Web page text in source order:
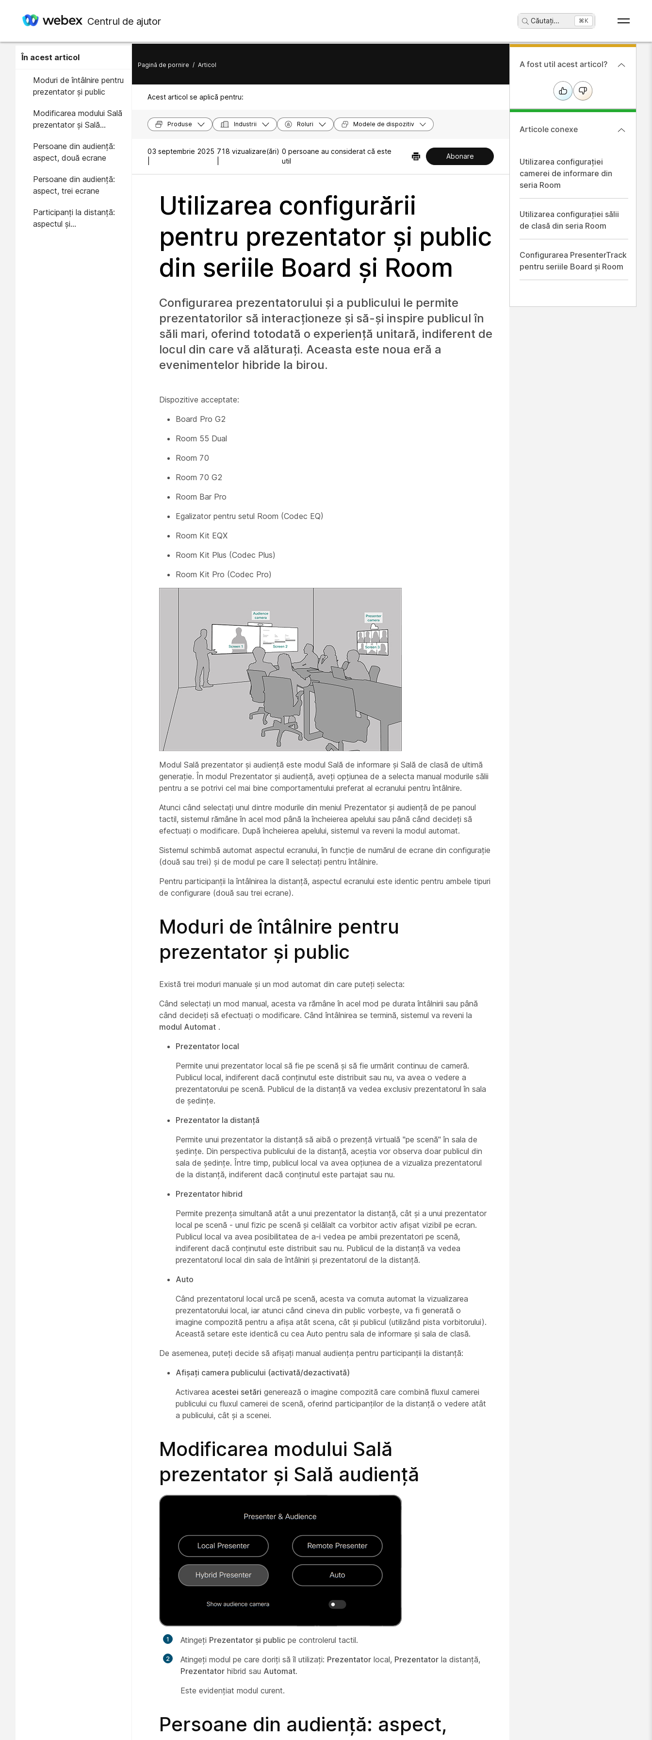
Centrul de ajutor Căutați... ⌘K
În acest articol
Moduri de întâlnire pentru
prezentator și public
Modificarea modului Sală
prezentator și Sală
Persoane din audiență:
aspect, două ecrane
Persoane din audiență:
aspect, trei ecrane
Participanți la distanță:
aspectul și
Pagină de pornire / Articol
Acest articol se aplică pentru:
Produse Industrii Roluri Modele de dispozitiv
03 septembrie 2025 718 vizualizare(ări) 0 persoane au considerat că este
util
Abonare
Utilizarea configurării
pentru prezentator și public
din seriile Board și Room
Configurarea prezentatorului și a publicului le permite
prezentatorilor să interacționeze și să-și inspire publicul în
săli mari, oferind totodată o experiență unitară, indiferent de
locul din care vă alăturați. Aceasta este noua eră a
evenimentelor hibride la birou.
Dispozitive acceptate:
Board Pro G2
Room 55 Dual
Room 70
Room 70 G2
Room Bar Pro
Egalizator pentru setul Room (Codec EQ)
Room Kit EQX
Room Kit Plus (Codec Plus)
Room Kit Pro (Codec Pro)
Modul Sală prezentator și audiență este modul Sală de informare și Sală de clasă de ultimă
generație. În modul Prezentator și audiență, aveți opțiunea de a selecta manual modurile sălii
pentru a se potrivi cel mai bine comportamentului preferat al ecranului pentru întâlnire.
Atunci când selectați unul dintre modurile din meniul Prezentator și audiență de pe panoul
tactil, sistemul rămâne în acel mod până la încheierea apelului sau până când decideți să
efectuați o modificare. După încheierea apelului, sistemul va reveni la modul automat.
Sistemul schimbă automat aspectul ecranului, în funcție de numărul de ecrane din configurație
(două sau trei) și de modul pe care îl selectați pentru întâlnire.
Pentru participanții la întâlnirea la distanță, aspectul ecranului este identic pentru ambele tipuri
de configurare (două sau trei ecrane).
Moduri de întâlnire pentru
prezentator și public
Există trei moduri manuale și un mod automat din care puteți selecta:
Când selectați un mod manual, acesta va rămâne în acel mod pe durata întâlnirii sau până
când decideți să efectuați o modificare. Când întâlnirea se termină, sistemul va reveni la
modul Automat .
Prezentator local
Permite unui prezentator local să fie pe scenă și să fie urmărit continuu de cameră.
Publicul local, indiferent dacă conținutul este distribuit sau nu, va avea o vedere a
prezentatorului pe scenă. Publicul de la distanță va vedea exclusiv prezentatorul în sala
de ședințe.
Prezentator la distanță
Permite unui prezentator la distanță să aibă o prezență virtuală "pe scenă" în sala de
ședințe. Din perspectiva publicului de la distanță, aceștia vor observa doar publicul din
sala de ședințe. Între timp, publicul local va avea opțiunea de a vizualiza prezentatorul
de la distanță, indiferent dacă conținutul este partajat sau nu.
Prezentator hibrid
Permite prezența simultană atât a unui prezentator la distanță, cât și a unui prezentator
local pe scenă - unul fizic pe scenă și celălalt ca vorbitor activ afișat vizibil pe ecran.
Publicul local va avea posibilitatea de a-i vedea pe ambii prezentatori pe scenă,
indiferent dacă conținutul este distribuit sau nu. Publicul de la distanță va vedea
prezentatorul local din sala de întâlniri și prezentatorul de la distanță.
Auto
Când prezentatorul local urcă pe scenă, acesta va comuta automat la vizualizarea
prezentatorului local, iar atunci când cineva din public vorbește, va fi generată o
imagine compozită pentru a afișa atât scena, cât și publicul (utilizând pista vorbitorului).
Această setare este identică cu cea Auto pentru sala de informare și sala de clasă.
De asemenea, puteți decide să afișați manual audiența pentru participanții la distanță:
Afișați camera publicului (activată/dezactivată)
Activarea acestei setări generează o imagine compozită care combină fluxul camerei
publicului cu fluxul camerei de scenă, oferind participanților de la distanță o vedere atât
a publicului, cât și a scenei.
Modificarea modului Sală
prezentator și Sală audiență
Atingeți Prezentator și public pe controlerul tactil.
Atingeți modul pe care doriți să îl utilizați: Prezentator local, Prezentator la distanță,
Prezentator hibrid sau Automat.
Este evidențiat modul curent.
Persoane din audiență: aspect,
A fost util acest articol?
Articole conexe
Utilizarea configurației
camerei de informare din
seria Room
Utilizarea configurației sălii
de clasă din seria Room
Configurarea PresenterTrack
pentru seriile Board și Room